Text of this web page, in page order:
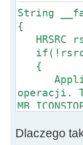
delete
return
void
Memo1->
}
/// I jej
//Memo2-
String
{
HRSRC
{
operacji.
}
Dlaczego